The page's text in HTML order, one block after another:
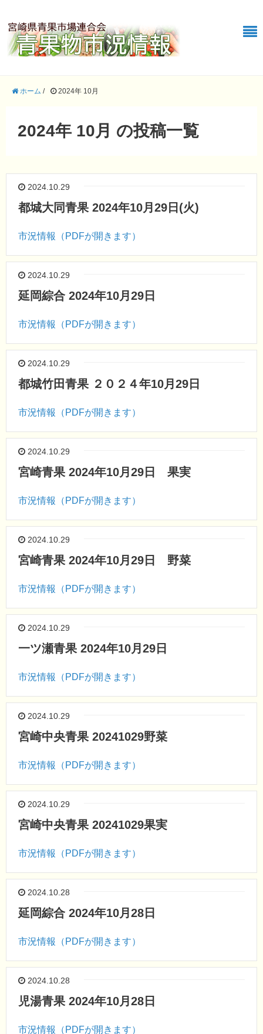
ホーム / 2024年 10月
2024年 10月 の投稿一覧
2024.10.29
都城大同青果 2024年10月29日(火)
市況情報（PDFが開きます）
2024.10.29
延岡綜合 2024年10月29日
市況情報（PDFが開きます）
2024.10.29
都城竹田青果 ２０２４年10月29日
市況情報（PDFが開きます）
2024.10.29
宮崎青果 2024年10月29日 果実
市況情報（PDFが開きます）
2024.10.29
宮崎青果 2024年10月29日 野菜
市況情報（PDFが開きます）
2024.10.29
一ツ瀬青果 2024年10月29日
市況情報（PDFが開きます）
2024.10.29
宮崎中央青果 20241029野菜
市況情報（PDFが開きます）
2024.10.29
宮崎中央青果 20241029果実
市況情報（PDFが開きます）
2024.10.28
延岡綜合 2024年10月28日
市況情報（PDFが開きます）
2024.10.28
児湯青果 2024年10月28日
市況情報（PDFが開きます）